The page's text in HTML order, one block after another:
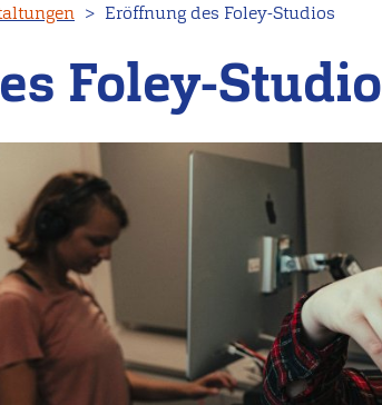
Eröffnung des Foley-Studios
Foley-